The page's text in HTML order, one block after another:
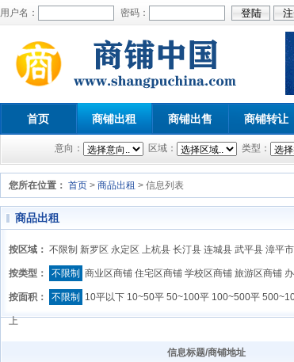
用户名： 密码：
首页 商铺出租 商铺出售 商铺转让
意向： 区域： 类型：
您所在位置： 首页 > 商品出租 > 信息列表
商品出租
按区域： 不限制 新罗区 永定区 上杭县 长汀县 连城县 武平县 漳平市
按类型： 不限制 商业区商铺 住宅区商铺 学校区商铺 旅游区商铺
按面积： 不限制 10平以下 10~50平 50~100平 100~500平
上
信息标题/商铺地址